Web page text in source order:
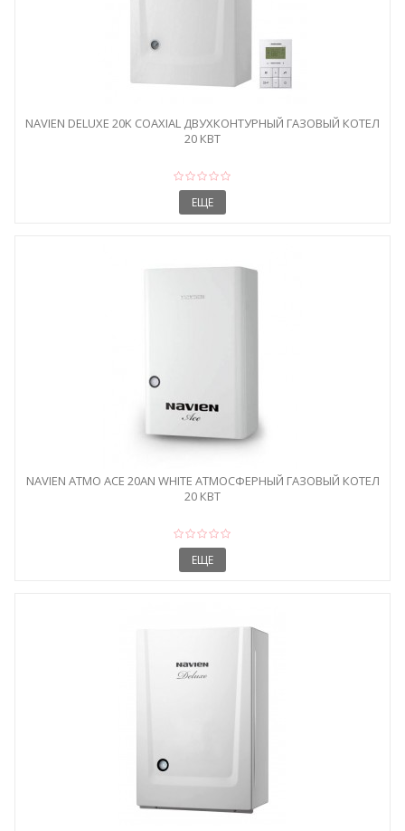
NAVIEN DELUXE 20K COAXIAL ДВУХКОНТУРНЫЙ ГАЗОВЫЙ КОТЕЛ
20 КВТ
ЕЩЕ
NAVIEN ATMO ACE 20AN WHITE АТМОСФЕРНЫЙ ГАЗОВЫЙ КОТЕЛ
20 КВТ
ЕЩЕ